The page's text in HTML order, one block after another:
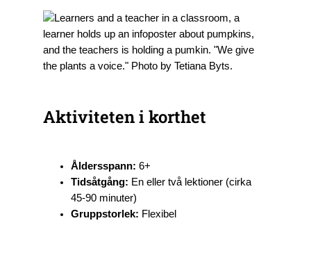
Aktiviteten i korthet
Åldersspann: 6+
Tidsåtgång: En eller två lektioner (cirka
45-90 minuter)
Gruppstorlek: Flexibel